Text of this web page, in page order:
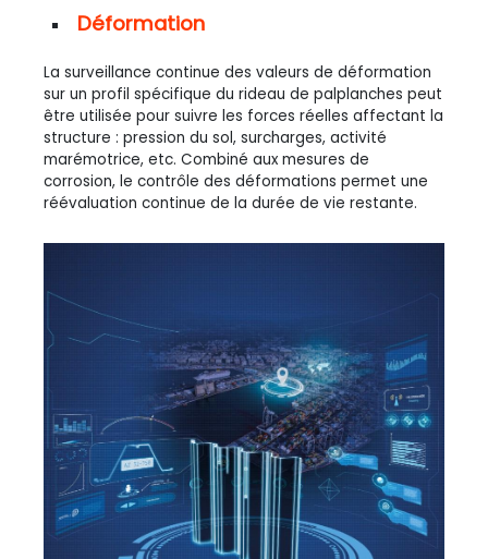
Déformation
La surveillance continue des valeurs de déformation
sur un profil spécifique du rideau de palplanches peut
être utilisée pour suivre les forces réelles affectant la
structure : pression du sol, surcharges, activité
marémotrice, etc. Combiné aux mesures de
corrosion, le contrôle des déformations permet une
réévaluation continue de la durée de vie restante.